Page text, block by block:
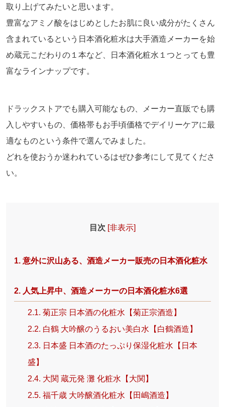
取り上げてみたいと思います。
豊富なアミノ酸をはじめとしたお肌に良い成分がたくさん
含まれているという日本酒化粧水は大手酒造メーカーを始
め蔵元こだわりの１本など、日本酒化粧水１つとっても豊
富なラインナップです。
ドラックストアでも購入可能なもの、メーカー直販でも購
入しやすいもの、価格帯もお手頃価格でデイリーケアに最
適なものという条件で選んでみました。
どれを使おうか迷われているはぜひ参考にして見てくださ
い。
目次 [非表示]
1. 意外に沢山ある、酒造メーカー販売の日本酒化粧水
2. 人気上昇中、酒造メーカーの日本酒化粧水6選
2.1. 菊正宗 日本酒の化粧水【菊正宗酒造】
2.2. 白鶴 大吟醸のうるおい美白水【白鶴酒造】
2.3. 日本盛 日本酒のたっぷり保湿化粧水【日本
盛】
2.4. 大関 蔵元発 灘 化粧水【大関】
2.5. 福千歳 大吟醸酒化粧水【田嶋酒造】